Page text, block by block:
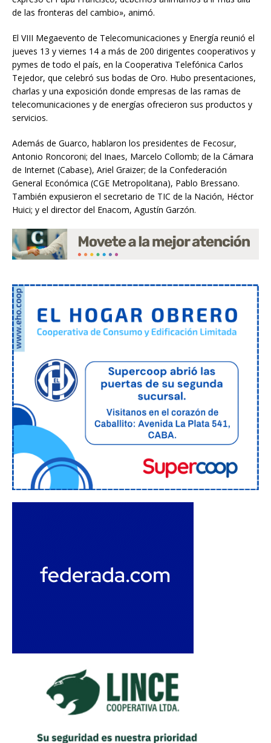
de las fronteras del cambio», animó.
El VIII Megaevento de Telecomunicaciones y Energía reunió el
jueves 13 y viernes 14 a más de 200 dirigentes cooperativos y
pymes de todo el país, en la Cooperativa Telefónica Carlos
Tejedor, que celebró sus bodas de Oro. Hubo presentaciones,
charlas y una exposición donde empresas de las ramas de
telecomunicaciones y de energías ofrecieron sus productos y
servicios.
Además de Guarco, hablaron los presidentes de Fecosur,
Antonio Roncoroni; del Inaes, Marcelo Collomb; de la Cámara
de Internet (Cabase), Ariel Graizer; de la Confederación
General Económica (CGE Metropolitana), Pablo Bressano.
También expusieron el secretario de TIC de la Nación, Héctor
Huici; y el director del Enacom, Agustín Garzón.